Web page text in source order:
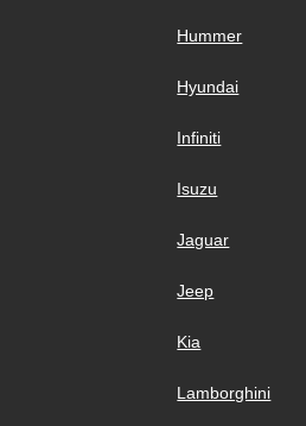
Hummer
Hyundai
Infiniti
Isuzu
Jaguar
Jeep
Kia
Lamborghini